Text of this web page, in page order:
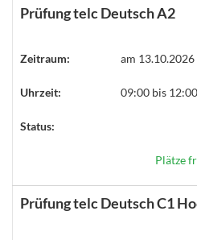
Prüfung telc Deutsch A2
Zeitraum: am 13.10.2026
Uhrzeit: 09:00 bis 12:00
Status:
Plätze
Prüfung telc Deutsch C1